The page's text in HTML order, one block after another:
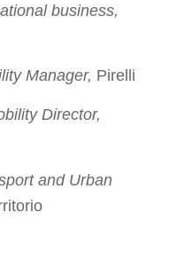
business,
Manager, Pirelli
Director,
and Urban